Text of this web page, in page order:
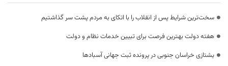
سخت‌ترین شرایط پس از انقلاب را با اتکای به مردم پشت سر گذاشتیم
هفته دولت بهترین فرصت برای تبیین خدمات نظام و دولت
یشتازی خراسان جنوبی در پرونده ثبت جهانی آسبادها